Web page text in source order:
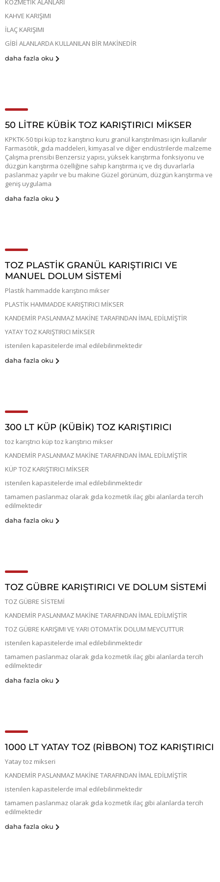
KOZMETİK ALANLARI
KAHVE KARIŞIMI
İLAÇ KARIŞIMI
GİBİ ALANLARDA KULLANILAN BİR MAKİNEDİR
daha fazla oku
50 LİTRE KÜBİK TOZ KARIŞTIRICI MİKSER
KPKTK-50 tipi küp toz karıştırıcı kuru granül karıştırılması için kullanılır
Farmasötik, gıda maddeleri, kimyasal ve diğer endüstrilerde malzeme
Çalışma prensibi Benzersiz yapısı, yüksek karıştırma fonksiyonu ve
düzgün karıştırma özelliğine sahip karıştırma iç ve dış duvarlarla
paslanmaz yapılır ve bu makine Güzel görünüm, düzgün karıştırma ve
geniş uygulama
daha fazla oku
TOZ PLASTİK GRANÜL KARIŞTIRICI VE
MANUEL DOLUM SİSTEMİ
Plastik hammadde karıştırıcı mikser
PLASTİK HAMMADDE KARIŞTIRICI MİKSER
KANDEMİR PASLANMAZ MAKİNE TARAFINDAN İMAL EDİLMİŞTİR
YATAY TOZ KARIŞTIRICI MİKSER
istenilen kapasitelerde imal edilebilinmektedir
daha fazla oku
300 LT KÜP (KÜBIK) TOZ KARIŞTIRICI
toz karıştrıcı küp toz karıştırıcı mikser
KANDEMİR PASLANMAZ MAKİNE TARAFINDAN İMAL EDİLMİŞTİR
KÜP TOZ KARIŞTIRICI MİKSER
istenilen kapasitelerde imal edilebilinmektedir
tamamen paslanmaz olarak gıda kozmetik ilaç gibi alanlarda tercih
edilmektedir
daha fazla oku
TOZ GÜBRE KARIŞTIRICI VE DOLUM SİSTEMİ
TOZ GÜBRE SİSTEMİ
KANDEMİR PASLANMAZ MAKİNE TARAFINDAN İMAL EDİLMİŞTİR
TOZ GÜBRE KARIŞIMI VE YARI OTOMATİK DOLUM MEVCUTTUR
istenilen kapasitelerde imal edilebilinmektedir
tamamen paslanmaz olarak gıda kozmetik ilaç gibi alanlarda tercih
edilmektedir
daha fazla oku
1000 LT YATAY TOZ (RİBBON) TOZ KARIŞTIRICI
Yatay toz mikseri
KANDEMİR PASLANMAZ MAKİNE TARAFINDAN İMAL EDİLMİŞTİR
istenilen kapasitelerde imal edilebilinmektedir
tamamen paslanmaz olarak gıda kozmetik ilaç gibi alanlarda tercih
edilmektedir
daha fazla oku